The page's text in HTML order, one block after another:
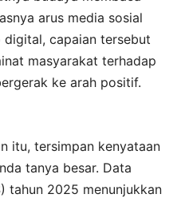
arus media sosial
capaian tersebut
masyarakat terhadap
ke arah positif.
itu, tersimpan kenyataan
tanya besar. Data
tahun 2025 menunjukkan